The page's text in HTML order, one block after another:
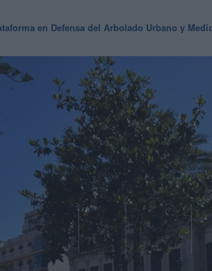
en Defensa del Arbolado Urbano y